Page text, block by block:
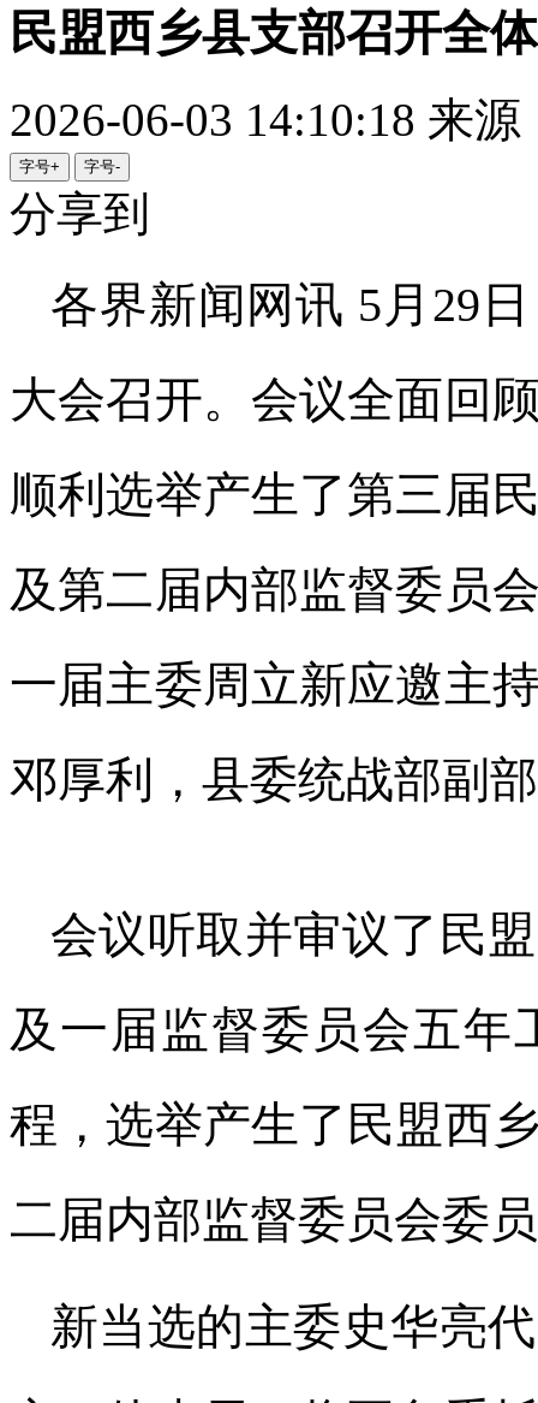
民盟西乡县支部召开全
2026-06-03 14:10:18 来源
字号+ 字号-
分享到
各界新闻网讯 5月29
大会召开。会议全面回
顺利选举产生了第三届
及第二届内部监督委员
一届主委周立新应邀主
邓厚利，县委统战部副
会议听取并审议了民
及一届监督委员会五年
程，选举产生了民盟西
二届内部监督委员会委
新当选的主委史华亮